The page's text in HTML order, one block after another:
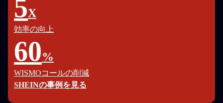
5X
効率の向上
60%
WISMOコールの削減
SHEINの事例を見る